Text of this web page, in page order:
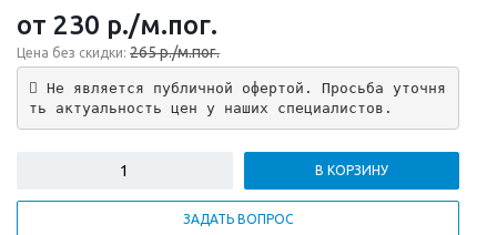
от 230 р./м.пог.
Цена без скидки: 265 р./м.пог.
Не является публичной офертой. Просьба уточня
ть актуальность цен у наших специалистов.
В КОРЗИНУ
ЗАДАТЬ ВОПРОС